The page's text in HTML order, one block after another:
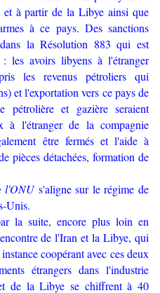
et à partir de la Libye ainsi que
à ce pays. Des sanctions
la Résolution 883 qui est
les avoirs libyens à l'étranger
les revenus pétroliers qui
et l'exportation vers ce pays de
pétrolière et gazière seraient
à l'étranger de la compagnie
être fermés et l'aide à
pièces détachées, formation de
l'ONU s'aligne sur le régime de
Unis.
la suite, encore plus loin en
de l'Iran et la Libye, qui
coopérant avec ces deux
étrangers dans l'industrie
de la Libye se chiffrent à 40